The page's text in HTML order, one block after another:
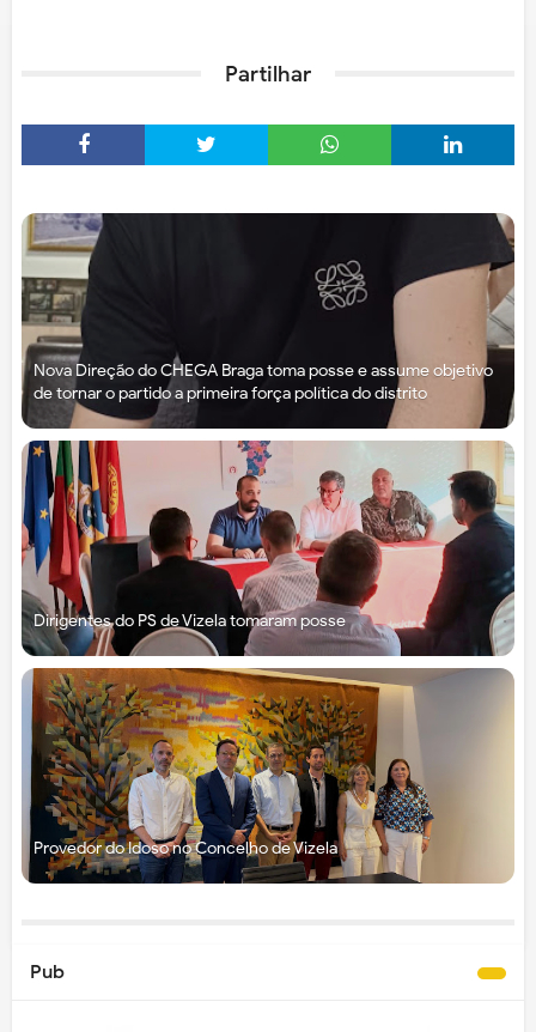
Partilhar
Nova Direção do CHEGA Braga toma posse e assume objetivo
de tornar o partido a primeira força política do distrito
Dirigentes do PS de Vizela tomaram posse
Provedor do Idoso no Concelho de Vizela
Pub